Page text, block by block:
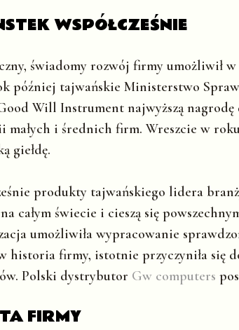
WSPÓŁCZEŚNIE
świadomy rozwój firmy umożliwił
później tajwańskie Ministerstwo
Will Instrument najwyższą
małych i średnich firm. Wreszcie w
giełdę.
produkty tajwańskiego lidera
całym świecie i cieszą się
umożliwiła wypracowanie
historia firmy, istotnie przyczyniła się
Polski dystrybutor Gw computers
FIRMY